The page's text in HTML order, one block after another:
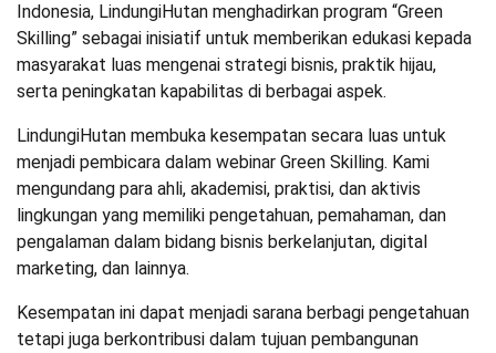
Indonesia, LindungiHutan menghadirkan program “Green
Skilling” sebagai inisiatif untuk memberikan edukasi kepada
masyarakat luas mengenai strategi bisnis, praktik hijau,
serta peningkatan kapabilitas di berbagai aspek.
LindungiHutan membuka kesempatan secara luas untuk
menjadi pembicara dalam webinar Green Skilling. Kami
mengundang para ahli, akademisi, praktisi, dan aktivis
lingkungan yang memiliki pengetahuan, pemahaman, dan
pengalaman dalam bidang bisnis berkelanjutan, digital
marketing, dan lainnya.
Kesempatan ini dapat menjadi sarana berbagi pengetahuan
tetapi juga berkontribusi dalam tujuan pembangunan